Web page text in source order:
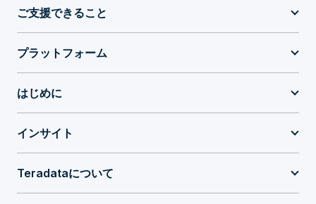
ご支援できること
プラットフォーム
はじめに
インサイト
Teradataについて